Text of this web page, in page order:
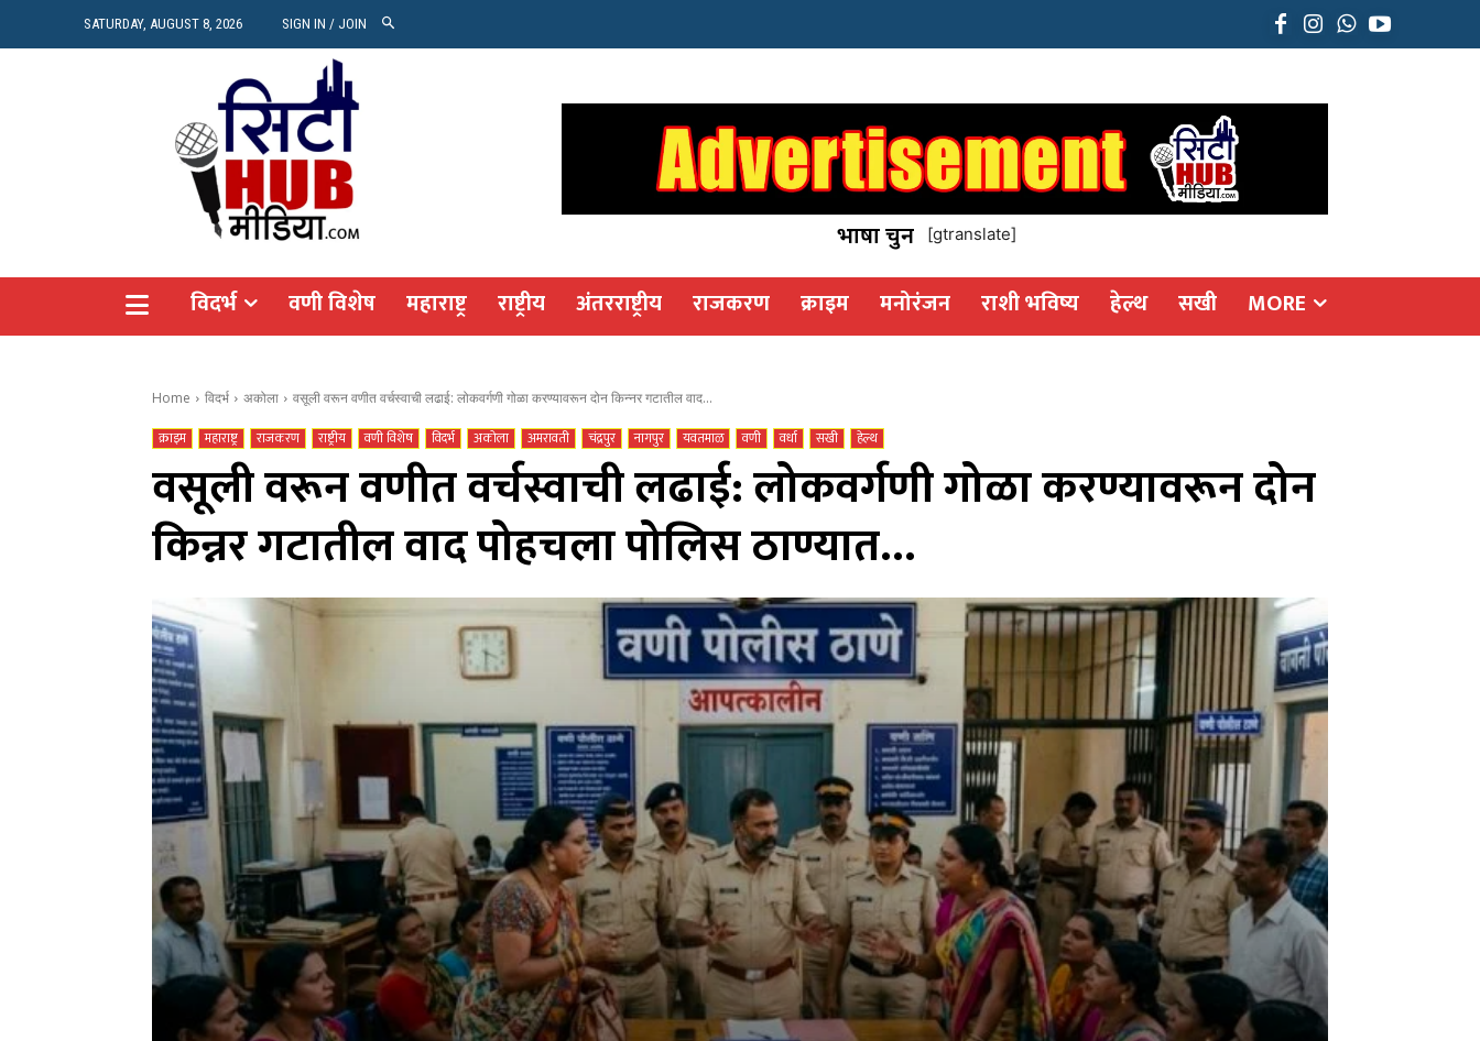
SATURDAY, AUGUST 8, 2026 SIGN IN / JOIN
भाषा चुनें [gtranslate]
विदर्भ वणी विशेष महाराष्ट्र राष्ट्रीय अंतरराष्ट्रीय राजकरण क्राइम मनोरंजन राशी भविष्य हेल्थ सखी MORE
Home विदर्भ अकोला वसूली वरून वणीत वर्चस्वाची लढाई: लोकवर्गणी गोळा करण्यावरून दोन किन्नर गटातील वाद...
क्राइम महाराष्ट्र राजकरण राष्ट्रीय वणी विशेष विदर्भ अकोला अमरावती चंद्रपुर नागपुर यवतमाळ वणी वर्धा सखी हेल्थ
वसूली वरून वणीत वर्चस्वाची लढाई: लोकवर्गणी गोळा करण्यावरून दोन
किन्नर गटातील वाद पोहचला पोलिस ठाण्यात…